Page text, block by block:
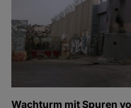
Wachturm mit Spuren